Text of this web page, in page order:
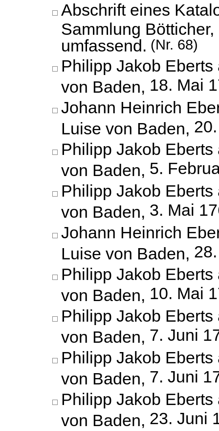
Abschrift eines
Sammlung
umfassend.
(Nr. 68)
Philipp Jakob
von Baden, 18. Mai
Johann Heinrich
Luise von Baden,
Philipp Jakob
von Baden, 5.
Philipp Jakob
von Baden, 3. Mai
Johann Heinrich
Luise von Baden,
Philipp Jakob
von Baden, 10. Mai
Philipp Jakob
von Baden, 7. Juni
Philipp Jakob
von Baden, 7. Juni
Philipp Jakob
von Baden, 23. Juni